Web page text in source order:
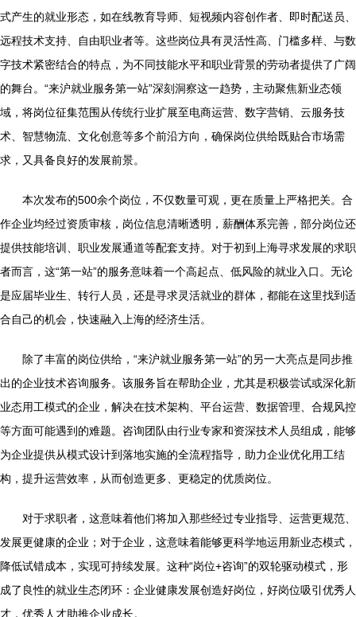
式产生的就业形态，如在线教育导师、短视频内容创作者、即时配送员、
远程技术支持、自由职业者等。这些岗位具有灵活性高、门槛多样、与数
字技术紧密结合的特点，为不同技能水平和职业背景的劳动者提供了广阔
的舞台。“来沪就业服务第一站”深刻洞察这一趋势，主动聚焦新业态领
域，将岗位征集范围从传统行业扩展至电商运营、数字营销、云服务技
术、智慧物流、文化创意等多个前沿方向，确保岗位供给既贴合市场需
求，又具备良好的发展前景。
本次发布的500余个岗位，不仅数量可观，更在质量上严格把关。合
作企业均经过资质审核，岗位信息清晰透明，薪酬体系完善，部分岗位还
提供技能培训、职业发展通道等配套支持。对于初到上海寻求发展的求职
者而言，这“第一站”的服务意味着一个高起点、低风险的就业入口。无论
是应届毕业生、转行人员，还是寻求灵活就业的群体，都能在这里找到适
合自己的机会，快速融入上海的经济生活。
除了丰富的岗位供给，“来沪就业服务第一站”的另一大亮点是同步推
出的企业技术咨询服务。该服务旨在帮助企业，尤其是积极尝试或深化新
业态用工模式的企业，解决在技术架构、平台运营、数据管理、合规风控
等方面可能遇到的难题。咨询团队由行业专家和资深技术人员组成，能够
为企业提供从模式设计到落地实施的全流程指导，助力企业优化用工结
构，提升运营效率，从而创造更多、更稳定的优质岗位。
对于求职者，这意味着他们将加入那些经过专业指导、运营更规范、
发展更健康的企业；对于企业，这意味着能够更科学地运用新业态模式，
降低试错成本，实现可持续发展。这种“岗位+咨询”的双轮驱动模式，形
成了良性的就业生态闭环：企业健康发展创造好岗位，好岗位吸引优秀人
才，优秀人才助推企业成长。